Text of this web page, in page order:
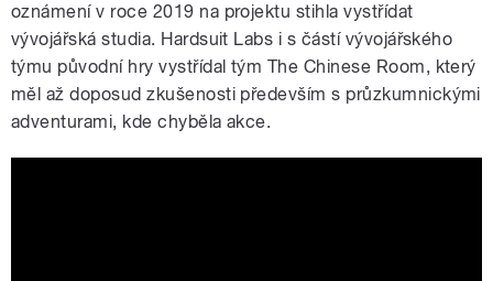
oznámení v roce 2019 na projektu stihla vystřídat
vývojářská studia. Hardsuit Labs i s částí vývojářského
týmu původní hry vystřídal tým The Chinese Room, který
měl až doposud zkušenosti především s průzkumnickými
adventurami, kde chyběla akce.